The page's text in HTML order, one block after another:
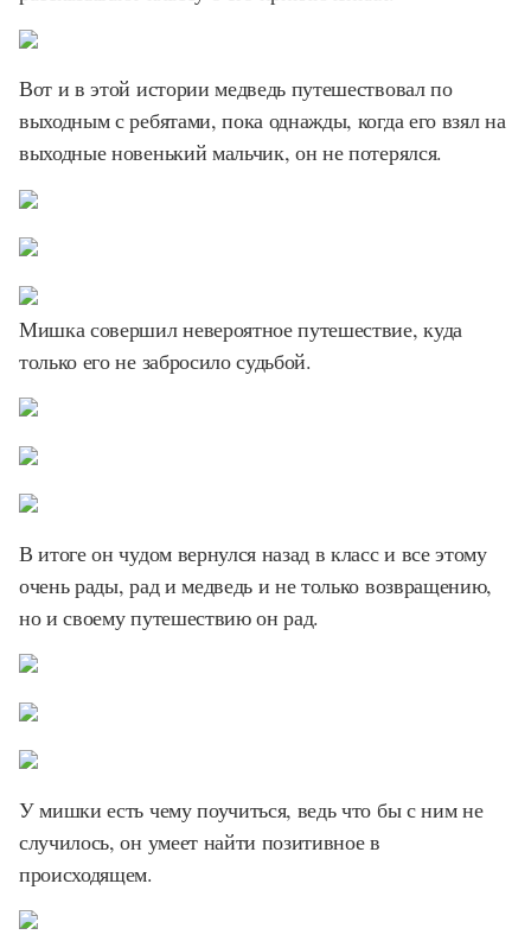
Вот и в этой истории медведь путешествовал по
выходным с ребятами, пока однажды, когда его взял на
выходные новенький мальчик, он не потерялся.
Мишка совершил невероятное путешествие, куда
только его не забросило судьбой.
В итоге он чудом вернулся назад в класс и все этому
очень рады, рад и медведь и не только возвращению,
но и своему путешествию он рад.
У мишки есть чему поучиться, ведь что бы с ним не
случилось, он умеет найти позитивное в
происходящем.